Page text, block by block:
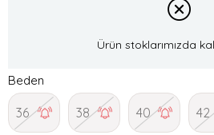
Ürün stoklarımızda
Beden
36 38 40 42